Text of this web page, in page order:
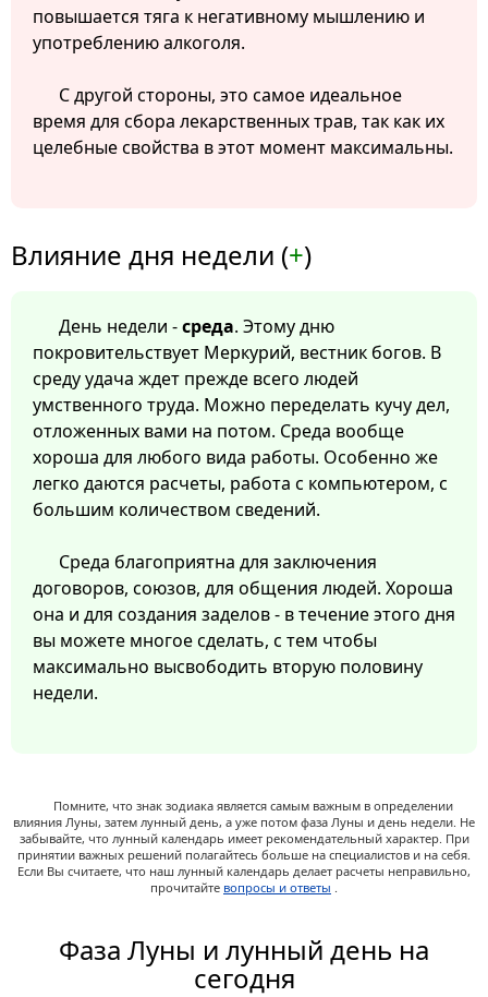
повышается тяга к негативному мышлению и
употреблению алкоголя.
С другой стороны, это самое идеальное
время для сбора лекарственных трав, так как их
целебные свойства в этот момент максимальны.
Влияние дня недели (+)
День недели -среда. Этому дню
покровительствует Меркурий, вестник богов. В
среду удача ждет прежде всего людей
умственного труда. Можно переделать кучу дел,
отложенных вами на потом. Среда вообще
хороша для любого вида работы. Особенно же
легко даются расчеты, работа с компьютером, с
большим количеством сведений.
Среда благоприятна для заключения
договоров, союзов, для общения людей. Хороша
она и для создания заделов - в течение этого дня
вы можете многое сделать, с тем чтобы
максимально высвободить вторую половину
недели.
Помните, что знак зодиака является самым важным в определении
влияния Луны, затем лунный день, а уже потом фаза Луны и день недели. Не
забывайте, что лунный календарь имеет рекомендательный характер. При
принятии важных решений полагайтесь больше на специалистов и на себя.
Если Вы считаете, что наш лунный календарь делает расчеты неправильно,
прочитайте вопросы и ответы .
Фаза Луны и лунный день на
сегодня